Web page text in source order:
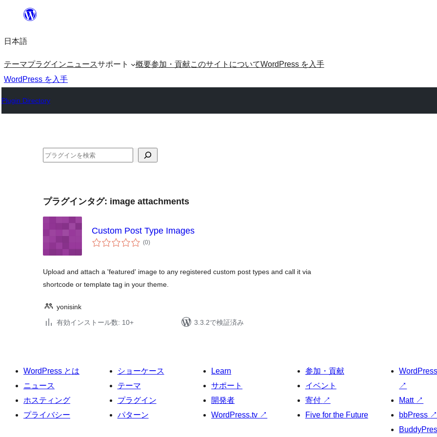
を
ッ
プ
日本語
テーマプラグインニュースサポート 概要参加・貢献このサイトについてWordPress を入手
WordPress を入手
Plugin Directory
検
プラグインタグ: image attachments
Custom Post Type Images
(0個
の)
Upload and attach a 'featured' image to any registered custom post types and call it via
shortcode or template tag in your theme.
yonisink
有効インストール数: 10+
3.3.2で検証済み
WordPress とは
ニュース
ホスティング
プライバシー
ショーケース
テーマ
プラグイン
パターン
Learn
サポート
開発者
WordPress.tv ↗
参加・貢献
イベント
寄付 ↗
Five for the Future
↗
Matt ↗
bbPress ↗